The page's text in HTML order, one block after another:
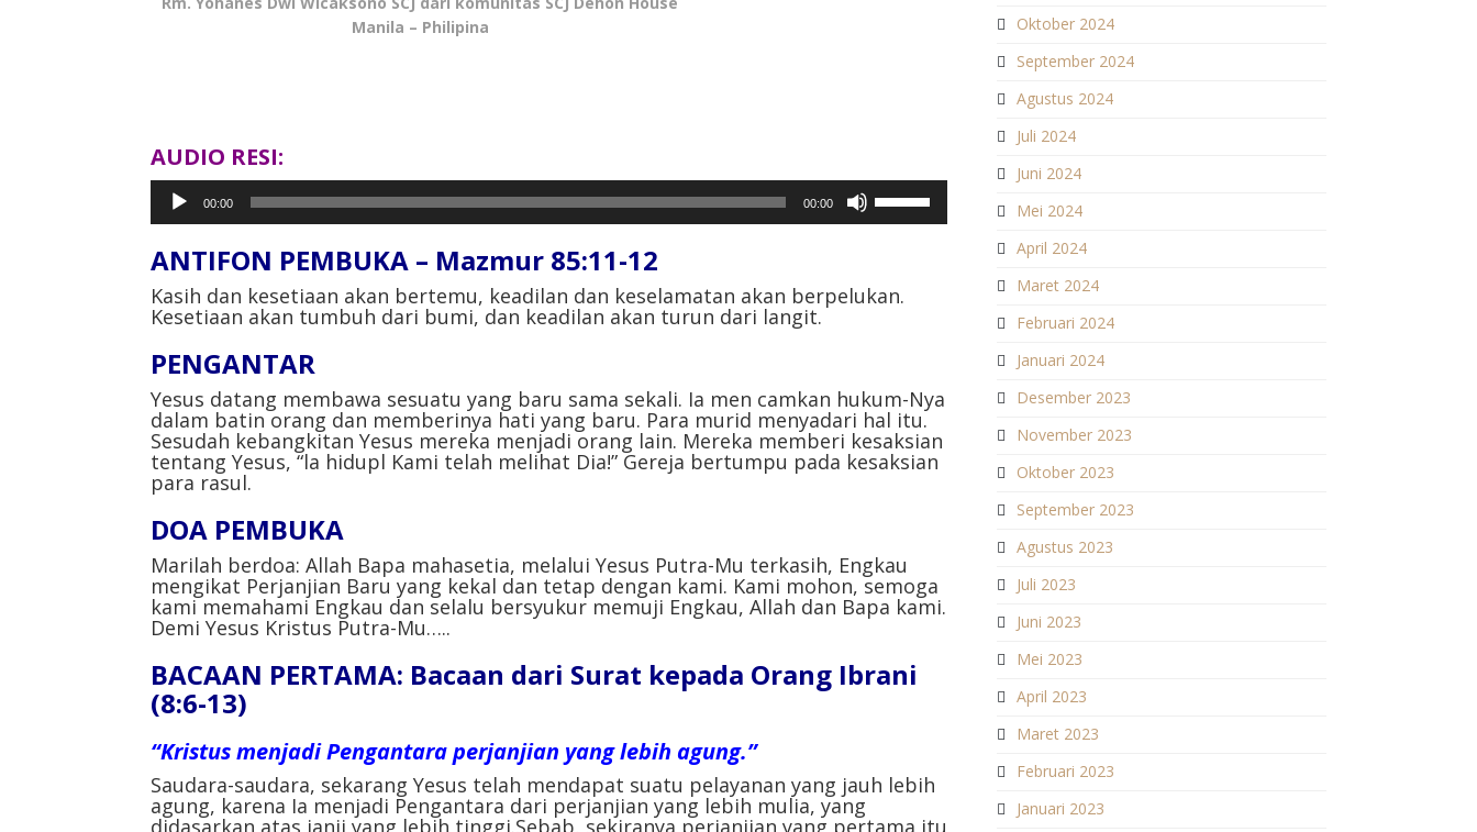
Manila – Philipina
AUDIO RESI:
Pemutar
Audio
00:00 00:00
ANTIFON PEMBUKA – Mazmur 85:11-12⁣
Kasih dan kesetiaan akan bertemu, keadilan dan keselamatan akan berpelukan.
Kesetiaan akan tumbuh dari bumi, dan keadilan akan turun dari langit.⁣
PENGANTAR⁣
Yesus datang membawa sesuatu yang baru sama sekali. Ia men camkan hukum-Nya
dalam batin orang dan memberinya hati yang baru. Para murid menyadari hal itu.
Sesudah kebangkitan Yesus mereka menjadi orang lain. Mereka memberi kesaksian
tentang Yesus, “la hidupl Kami telah melihat Dia!” Gereja bertumpu pada kesaksian
para rasul.⁣
DOA PEMBUKA⁣
Marilah berdoa:⁣ Allah Bapa mahasetia, melalui Yesus Putra-Mu terkasih, Engkau
mengikat Perjanjian Baru yang kekal dan tetap dengan kami. Kami mohon, semoga
kami memahami Engkau dan selalu bersyukur memuji Engkau, Allah dan Bapa kami.
Demi Yesus Kristus Putra-Mu…..⁣
BACAAN PERTAMA: Bacaan dari Surat kepada Orang Ibrani
(8:6-13)
“Kristus menjadi Pengantara perjanjian yang lebih agung.”
Saudara-saudara, sekarang Yesus telah mendapat suatu pelayanan yang jauh lebih
agung, karena Ia menjadi Pengantara dari perjanjian yang lebih mulia, yang
didasarkan atas janji yang lebih tinggi.Sebab, sekiranya perjanjian yang pertama itu
Oktober 2024
September 2024
Agustus 2024
Juli 2024
Juni 2024
Mei 2024
April 2024
Maret 2024
Februari 2024
Januari 2024
Desember 2023
November 2023
Oktober 2023
September 2023
Agustus 2023
Juli 2023
Juni 2023
Mei 2023
April 2023
Maret 2023
Februari 2023
Januari 2023